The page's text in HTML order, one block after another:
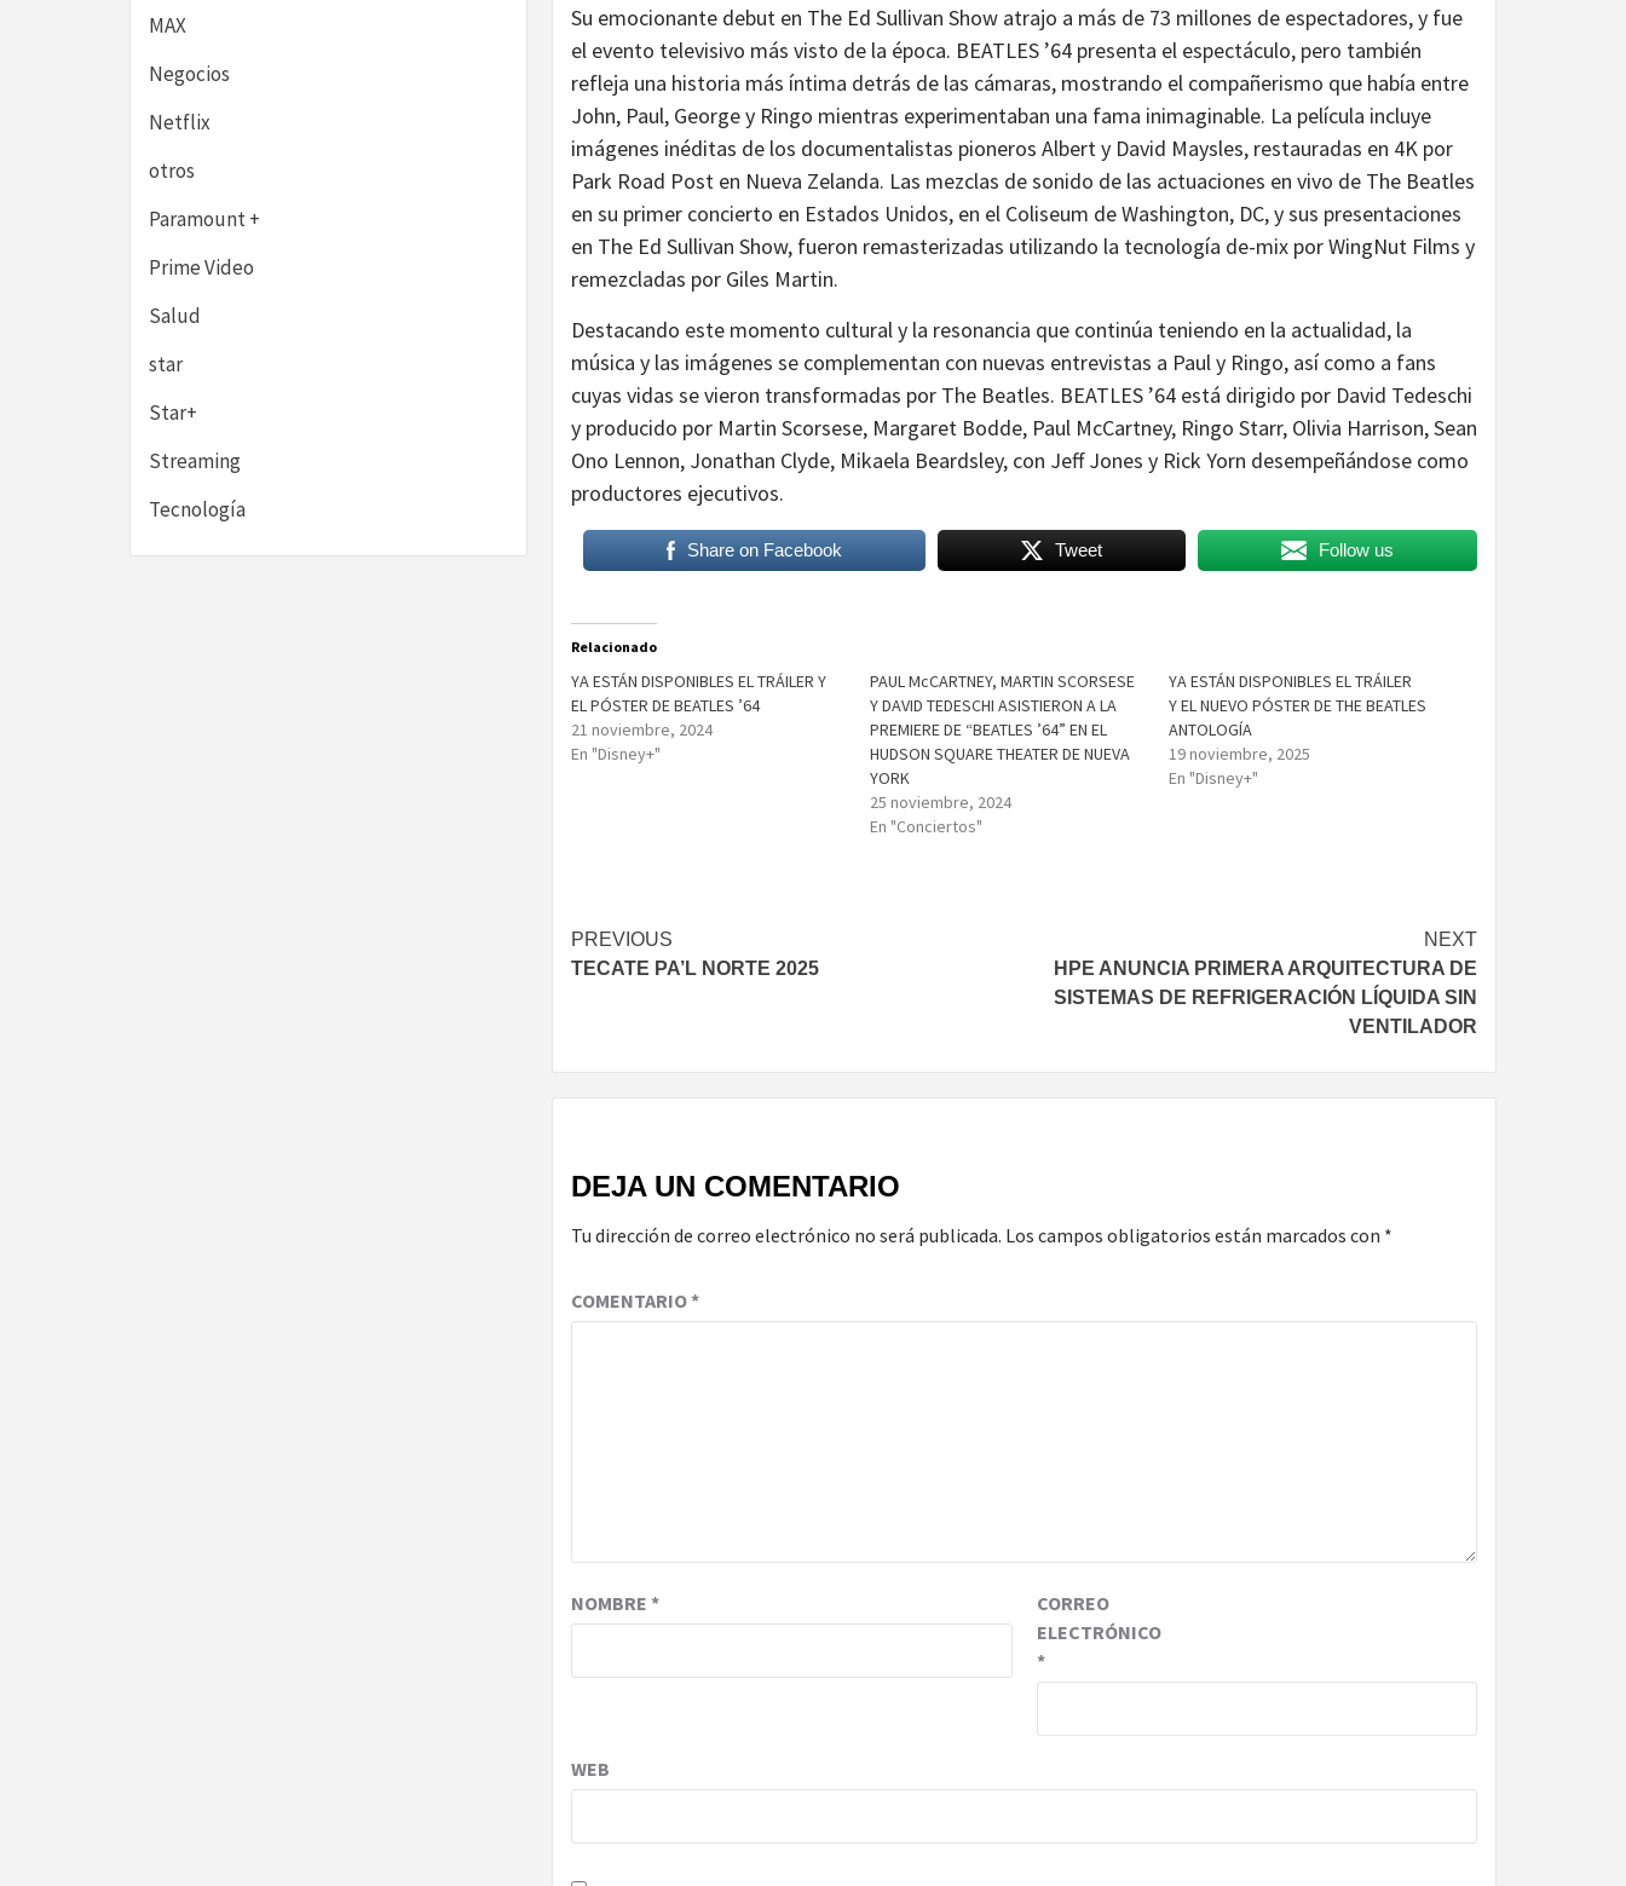
Su emocionante debut en The Ed Sullivan Show atrajo a más de 73 millones de espectadores, y fue
el evento televisivo más visto de la época. BEATLES ’64 presenta el espectáculo, pero también
refleja una historia más íntima detrás de las cámaras, mostrando el compañerismo que había entre
John, Paul, George y Ringo mientras experimentaban una fama inimaginable. La película incluye
imágenes inéditas de los documentalistas pioneros Albert y David Maysles, restauradas en 4K por
Park Road Post en Nueva Zelanda. Las mezclas de sonido de las actuaciones en vivo de The Beatles
en su primer concierto en Estados Unidos, en el Coliseum de Washington, DC, y sus presentaciones
en The Ed Sullivan Show, fueron remasterizadas utilizando la tecnología de-mix por WingNut Films y
remezcladas por Giles Martin.
Destacando este momento cultural y la resonancia que continúa teniendo en la actualidad, la
música y las imágenes se complementan con nuevas entrevistas a Paul y Ringo, así como a fans
cuyas vidas se vieron transformadas por The Beatles. BEATLES ’64 está dirigido por David Tedeschi
y producido por Martin Scorsese, Margaret Bodde, Paul McCartney, Ringo Starr, Olivia Harrison, Sean
Ono Lennon, Jonathan Clyde, Mikaela Beardsley, con Jeff Jones y Rick Yorn desempeñándose como
productores ejecutivos.
Share on Facebook Tweet Follow us
Relacionado
YA ESTÁN DISPONIBLES EL TRÁILER Y
EL PÓSTER DE BEATLES ’64
21 noviembre, 2024
En "Disney+"
PAUL McCARTNEY, MARTIN SCORSESE
Y DAVID TEDESCHI ASISTIERON A LA
PREMIERE DE “BEATLES ’64” EN EL
HUDSON SQUARE THEATER DE NUEVA
YORK
25 noviembre, 2024
En "Conciertos"
YA ESTÁN DISPONIBLES EL TRÁILER
Y EL NUEVO PÓSTER DE THE BEATLES
ANTOLOGÍA
19 noviembre, 2025
En "Disney+"
Post
navigation
PREVIOUS
TECATE PA’L NORTE 2025
NEXT
HPE ANUNCIA PRIMERA ARQUITECTURA DE
SISTEMAS DE REFRIGERACIÓN LÍQUIDA SIN
VENTILADOR
DEJA UN COMENTARIO
Tu dirección de correo electrónico no será publicada. Los campos obligatorios están marcados con *
COMENTARIO*
NOMBRE *
CORREO
ELECTRÓNICO
*
WEB
MAX
Negocios
Netflix
otros
Paramount +
Prime Video
Salud
star
Star+
Streaming
Tecnología